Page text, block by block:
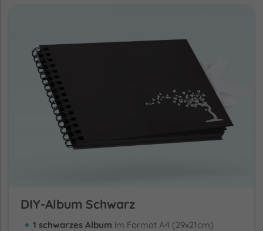
DIY-Album Schwarz
1 schwarzes Album im Format A4 (29x21cm)